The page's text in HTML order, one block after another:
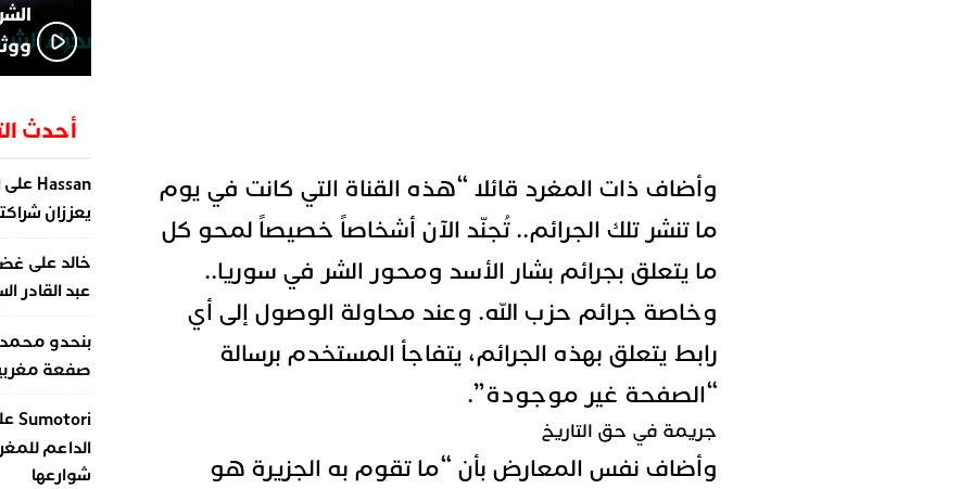
وأضاف ذات المغرد قائلا “هذه القناة التي كانت في يوم
ما تنشر تلك الجرائم.. تُجنّد الآن أشخاصاً خصيصاً لمحو كل
ما يتعلق بجرائم بشار الأسد ومحور الشر في سوريا..
وخاصة جرائم حزب الله. وعند محاولة الوصول إلى أي
رابط يتعلق بهذه الجرائم، يتفاجأ المستخدم برسالة
“الصفحة غير موجودة”.
جريمة في حق التاريخ
وأضاف نفس المعارض بأن “ما تقوم به الجزيرة هو
أحدث
Hassan على
يعززان
خالد على
عبد القادر
بنحدو محمد
صفعة
Sumotori
الداعم
شوارعها